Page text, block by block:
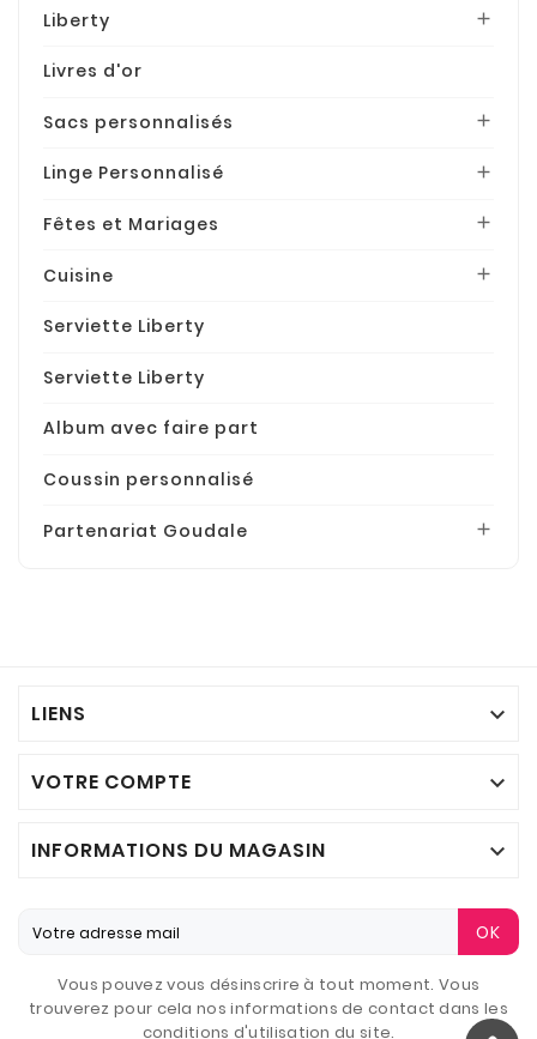
Liberty 
Livres d'or
Sacs personnalisés 
Linge Personnalisé 
Fêtes et Mariages 
Cuisine 
Serviette Liberty
Serviette Liberty
Album avec faire part
Coussin personnalisé
Partenariat Goudale 
LIENS 
VOTRE COMPTE 
INFORMATIONS DU MAGASIN 
OK
Vous pouvez vous désinscrire à tout moment. Vous
trouverez pour cela nos informations de contact dans les
conditions d'utilisation du site.